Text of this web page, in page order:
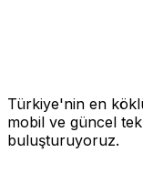
Türkiye'nin en
mobil ve güncel
buluşturuyoruz.